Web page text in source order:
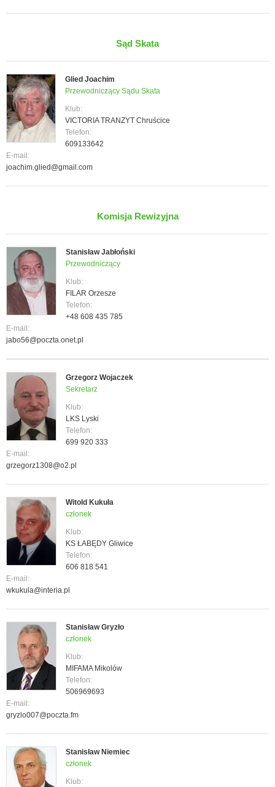
Sąd Skata
Glied Joachim
Przewodniczący Sądu Skata
Klub:
VICTORIA TRANZYT Chruścice
Telefon:
609133642
E-mail:
joachim.glied@gmail.com
Komisja Rewizyjna
Stanisław Jabłoński
Przewodniczący
Klub:
FILAR Orzesze
Telefon:
+48 608 435 785
E-mail:
jabo56@poczta.onet.pl
Grzegorz Wojaczek
Sekretarz
Klub:
LKS Lyski
Telefon:
699 920 333
E-mail:
grzegorz1308@o2.pl
Witold Kukuła
członek
Klub:
KS ŁABĘDY Gliwice
Telefon:
606 818 541
E-mail:
wkukula@interia.pl
Stanisław Gryzło
członek
Klub:
MIFAMA Mikolów
Telefon:
506969693
E-mail:
gryzlo007@poczta.fm
Stanisław Niemiec
członek
Klub: